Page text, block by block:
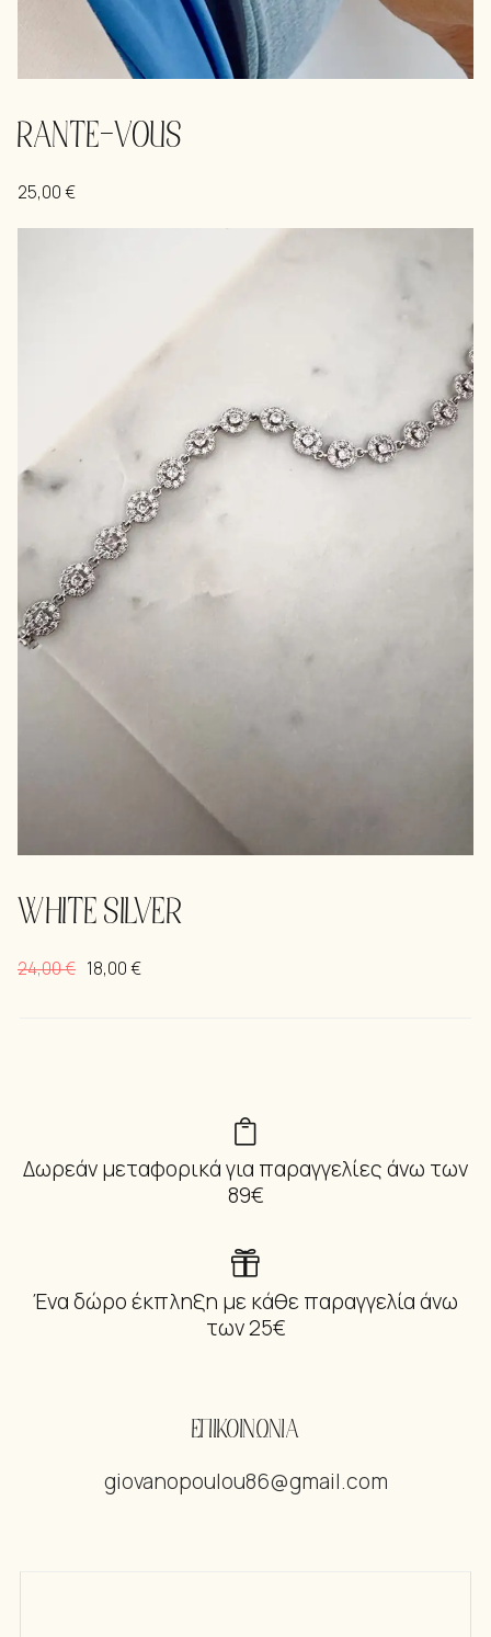
RANTE-VOUS
25,00€
WHITE SILVER
24,00€ 18,00€
Δωρεάν μεταφορικά για παραγγελίες άνω των
89€
Ένα δώρο έκπληξη με κάθε παραγγελία άνω
των 25€
ΕΠΙΚΟΙΝΩΝΙΑ
giovanopoulou86@gmail.com